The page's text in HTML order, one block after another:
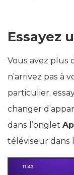
Essayez
Vous avez plus
n’arrivez pas à
particulier,
changer
dans l’onglet
téléviseur dans